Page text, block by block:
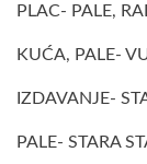
PLAC- PALE,
KUĆA, PALE-
IZDAVANJE-
PALE- STARA